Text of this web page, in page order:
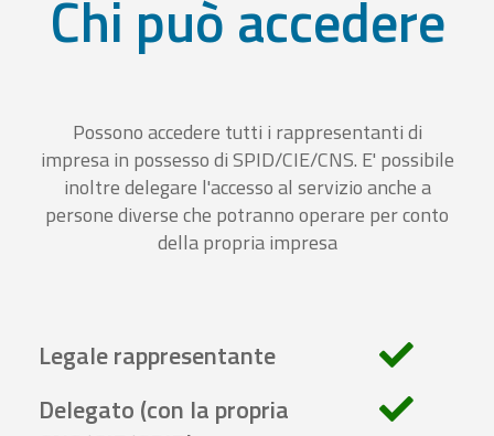
Chi può accedere
Possono accedere tutti i rappresentanti di
impresa in possesso di SPID/CIE/CNS. E' possibile
inoltre delegare l'accesso al servizio anche a
persone diverse che potranno operare per conto
della propria impresa
Legale rappresentante
Delegato (con la propria